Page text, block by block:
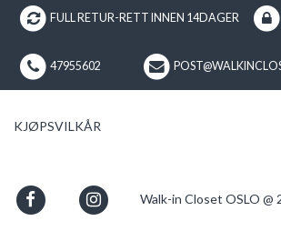
FULL RETUR-RETT INNEN 14DAGER
47955602
KJØPSVILKÅR
Walk-in Closet OSLO @